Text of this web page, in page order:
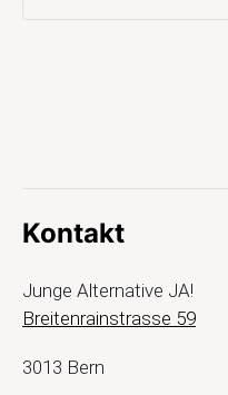
Kontakt
Junge Alternative JA!
Breitenrainstrasse 59
3013 Bern